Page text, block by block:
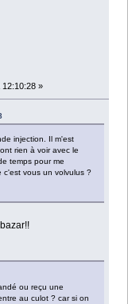
»
injection. Il m'est
rien à voir avec le
temps pour me
c'est vous un volvulus ?
ou reçu une
au culot ? car si on